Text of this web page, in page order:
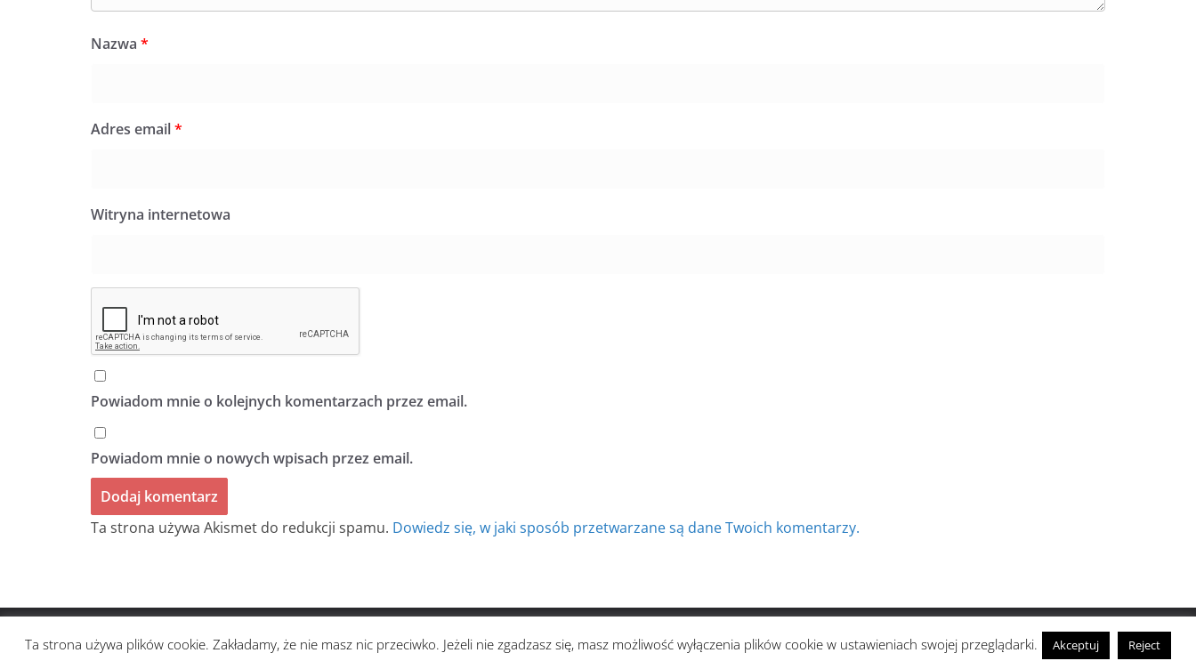
Nazwa *
Adres email*
Witryna internetowa
Powiadom mnie o kolejnych komentarzach przez email.
Powiadom mnie o nowych wpisach przez email.
Ta strona używa Akismet do redukcji spamu. Dowiedz się, w jaki sposób przetwarzane są dane Twoich komentarzy.
Prawa autorskie © 2026BIULETYN BEZ TYTUŁU. Wszystkie prawa zastrzeżone.
Ta strona używa plików cookie. Zakładamy, że nie masz nic przeciwko. Jeżeli nie zgadzasz się, masz możliwość wyłączenia plików cookie w ustawieniach swojej przeglądarki. Akceptuj Reject